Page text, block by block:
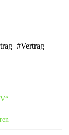
#Vertrag